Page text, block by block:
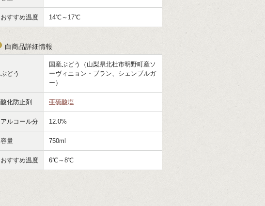
おすすめ温度 14℃～17℃
白商品詳細情報
ぶどう
国産ぶどう（山梨県北杜市明野町産ソ
ーヴィニョン・ブラン、シェンブルガ
ー）
酸化防止剤 亜硫酸塩
アルコール分 12.0%
容量 750ml
おすすめ温度 6℃～8℃